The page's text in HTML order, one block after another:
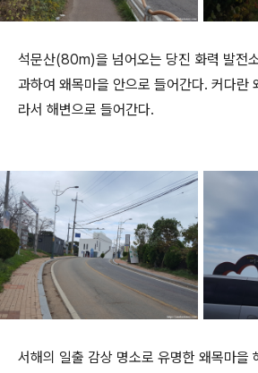
석문산(80m)을 넘어오는 당진 화력 발전
과하여 왜목마을 안으로 들어간다. 커다란
라서 해변으로 들어간다.
서해의 일출 감상 명소로 유명한 왜목마을